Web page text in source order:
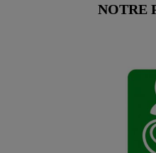
NOTRE